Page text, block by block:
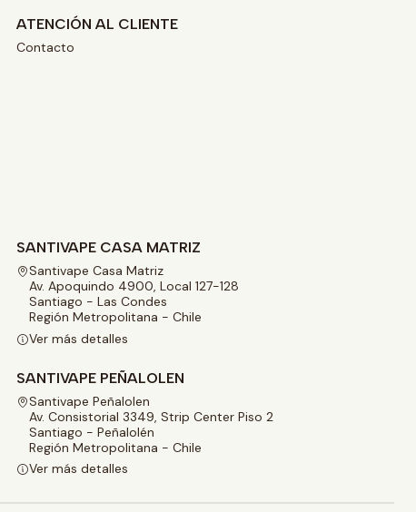
ATENCIÓN AL CLIENTE
Contacto
SANTIVAPE CASA MATRIZ
Santivape Casa Matriz
Av. Apoquindo 4900, Local 127-128
Santiago - Las Condes
Región Metropolitana - Chile
Ver más detalles
SANTIVAPE PEÑALOLEN
Santivape Peñalolen
Av. Consistorial 3349, Strip Center Piso 2
Santiago - Peñalolén
Región Metropolitana - Chile
Ver más detalles